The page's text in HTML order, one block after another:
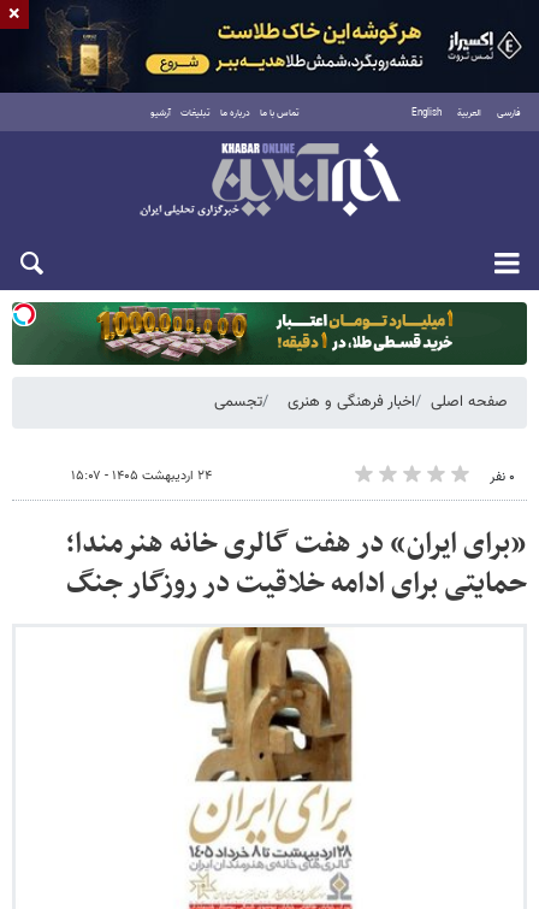
فارسی العربية English تماس با ما درباره ما تبلیغات آرشیو
یکشنبه ۱۸ مرداد ۱۴۰۵
صفحه اصلی اخبار فرهنگی و هنری تجسمی
۰ نفر ۲۴ اردیبهشت ۱۴۰۵ - ۱۵:۰۷
«برای ایران» در هفت گالری خانه هنرمندا؛
حمایتی برای ادامه خلاقیت در روزگار جنگ
×